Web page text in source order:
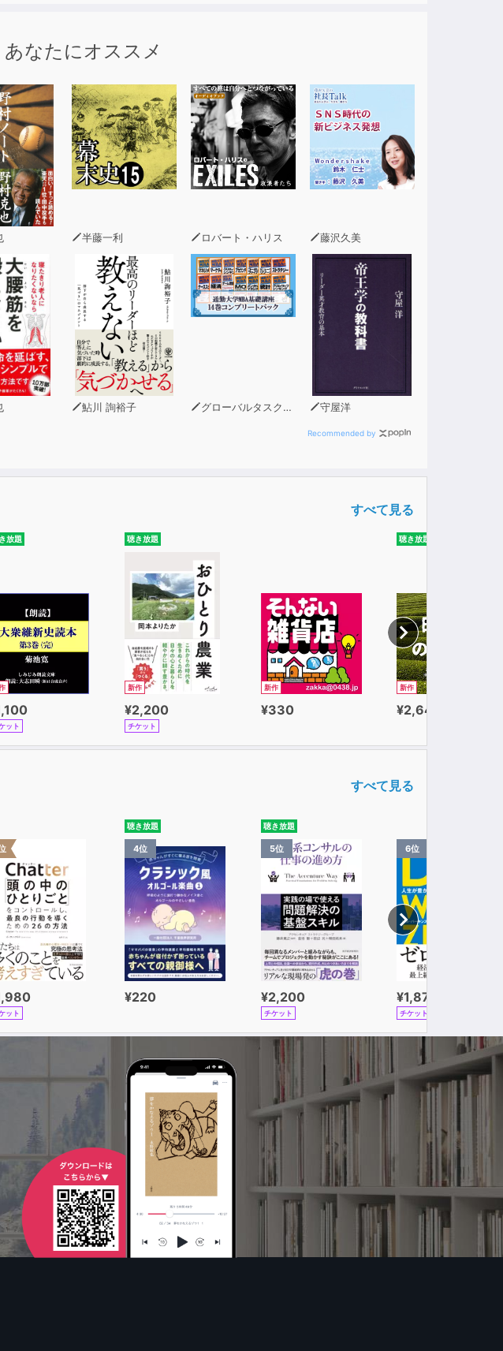
あなたにオススメ
半藤一利 ロバート・ハリス 藤沢久美
鮎川 詢裕子 グローバルタスクフォース(著) 守屋洋
Recommended by
すべて見る
放題
ット
聴き放題
新作
¥2,200
チケット
新作
¥330
聴き放題
新作
¥2,640
すべて見る
ット
聴き放題
4位
¥220
聴き放題
5位
¥2,200
チケット
6位
¥1,870
チケット